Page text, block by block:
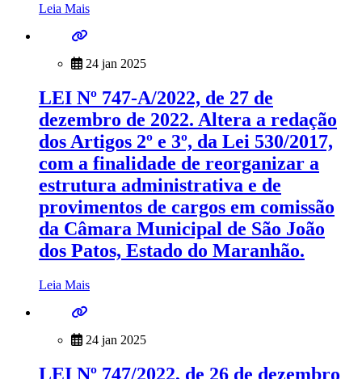
Leia Mais
24 jan 2025
LEI Nº 747-A/2022, de 27 de
dezembro de 2022. Altera a redação
dos Artigos 2º e 3º, da Lei 530/2017,
com a finalidade de reorganizar a
estrutura administrativa e de
provimentos de cargos em comissão
da Câmara Municipal de São João
dos Patos, Estado do Maranhão.
Leia Mais
24 jan 2025
LEI Nº 747/2022, de 26 de dezembro